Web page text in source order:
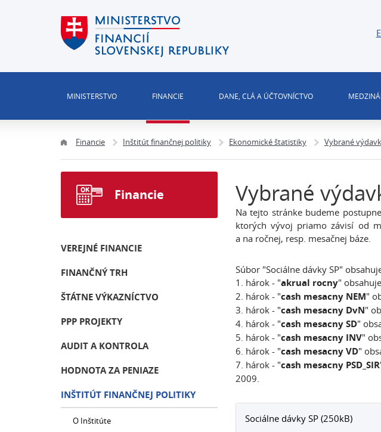
MINISTERSTVO FINANCIE DANE, CLÁ A ÚČTOVNÍCTVO
Financie Inštitút finančnej politiky Ekonomické štatistiky Vybrané
Vybrané
Na tejto stránke budeme
ktorých vývoj priamo závisí od
a na ročnej, resp. mesačnej báze.
Súbor "Sociálne dávky SP"
1. hárok - "akrual rocny"
2. hárok - "cash mesacny NEM"
3. hárok - "cash mesacny DvN"
4. hárok - "cash mesacny SD"
5. hárok - "cash mesacny INV"
6. hárok - "cash mesacny VD"
7. hárok - "cash mesacny PSD_SIR
2009.
Sociálne dávky SP (250kB)
Financie
VEREJNÉ FINANCIE
FINANČNÝ TRH
ŠTÁTNE VÝKAZNÍCTVO
PPP PROJEKTY
AUDIT A KONTROLA
HODNOTA ZA PENIAZE
INŠTITÚT FINANČNEJ POLITIKY
O Inštitúte